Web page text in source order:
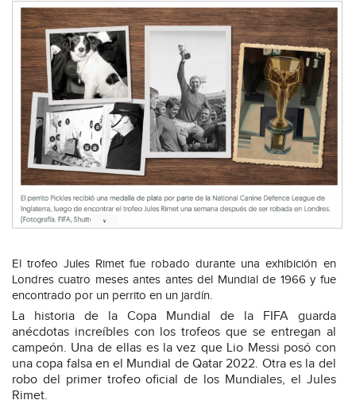
El trofeo Jules Rimet fue robado durante una exhibición en
Londres cuatro meses antes antes del Mundial de 1966 y fue
encontrado por un perrito en un jardín.
La historia de la Copa Mundial de la FIFA guarda
anécdotas increíbles con los trofeos que se entregan al
campeón. Una de ellas es la vez que Lio Messi posó con
una copa falsa en el Mundial de Qatar 2022. Otra es la del
robo del primer trofeo oficial de los Mundiales, el Jules
Rimet.